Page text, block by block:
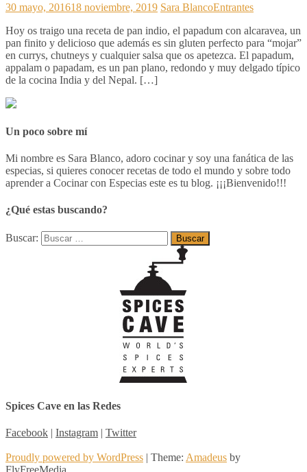
30 mayo, 201618 noviembre, 2019 Sara BlancoEntrantes
Hoy os traigo una receta de pan indio, el papadum con alcaravea, un
pan finito y delicioso que además es sin gluten perfecto para “mojar”
en currys, chutneys y cualquier salsa que os apetezca. El papadum,
appalam o papadam, es un pan plano, redondo y muy delgado típico
de la cocina India y del Nepal. […]
Un poco sobre mí
Mi nombre es Sara Blanco, adoro cocinar y soy una fanática de las
especias, si quieres conocer recetas de todo el mundo y sobre todo
aprender a Cocinar con Especias este es tu blog. ¡¡¡Bienvenido!!!
¿Qué estas buscando?
Buscar:
Spices Cave en las Redes
Facebook | Instagram | Twitter
Proudly powered by WordPress | Theme: Amadeus by